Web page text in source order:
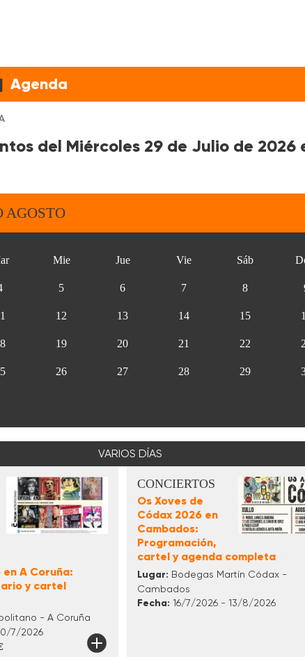
| Agenda
del Miércoles 29 de Julio de 2026
AGOSTO
Mie Jue Vie Sáb
5 6 7 8
12 13 14 15
19 20 21 22
26 27 28 29
VARIOS DÍAS
A Coruña:
y cartel
- A Coruña
7/2026
CONCIERTOS
Os Xoves de
Códax 2026 en
Cambados:
Programación,
cartel y agenda completa
Lugar: Bodegas Martín Códax -
Cambados
Fecha: 16/7/2026 - 13/8/2026